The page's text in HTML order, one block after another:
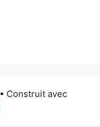
• Construit avec